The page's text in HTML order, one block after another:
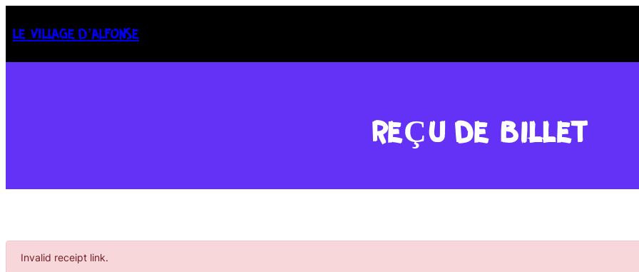
LE VILLAGE D’ALFONSE
REÇU DE BILLET
Invalid receipt link.